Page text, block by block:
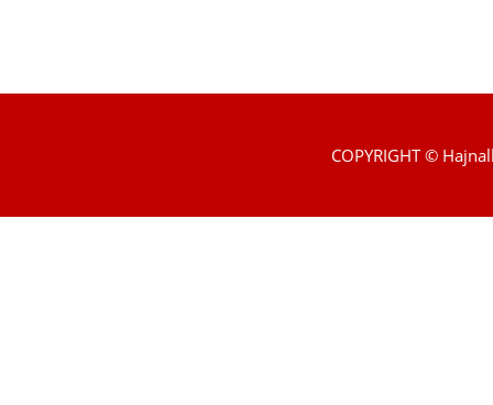
COPYRIGHT ©